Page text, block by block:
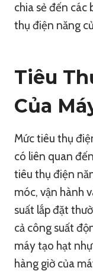
chia sẻ đến các
thụ điện năng
Tiêu
Của
Mức tiêu thụ
có liên quan
tiêu thụ điện
móc, vận hành
suất lắp đặt
cả công suất
máy tạo hạt
hàng giờ của